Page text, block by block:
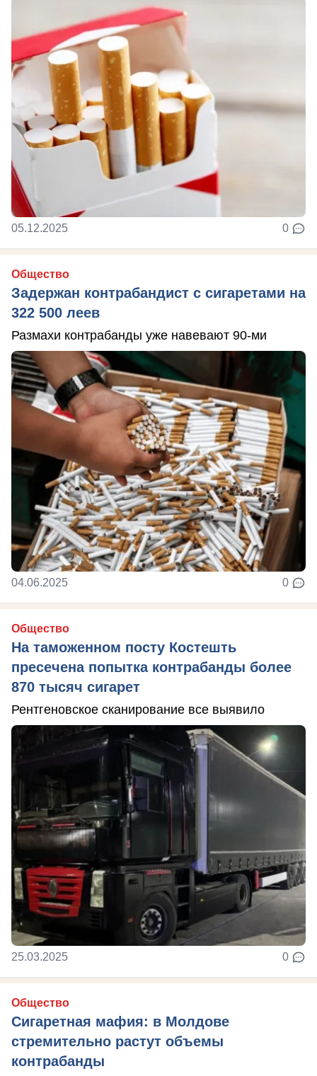
05.12.2025 0
Общество
Задержан контрабандист с сигаретами на
322 500 леев
Размахи контрабанды уже навевают 90-ми
04.06.2025 0
Общество
На таможенном посту Костешть
пресечена попытка контрабанды более
870 тысяч сигарет
Рентгеновское сканирование все выявило
25.03.2025 0
Общество
Сигаретная мафия: в Молдове
стремительно растут объемы
контрабанды